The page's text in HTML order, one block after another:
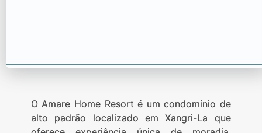
O Amare Home Resort é um condomínio de
alto padrão localizado em Xangri-La que